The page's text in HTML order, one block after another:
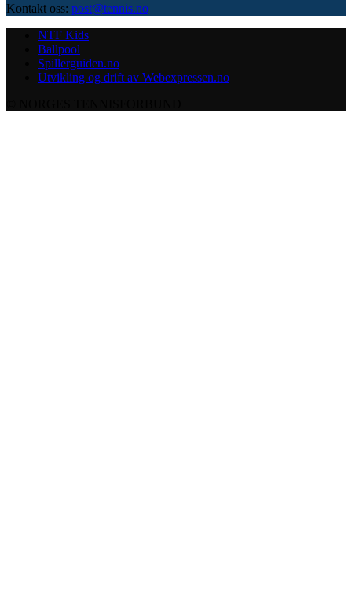
Kontakt oss: post@tennis.no
NTF Kids
Ballpool
Spillerguiden.no
Utvikling og drift av Webexpressen.no